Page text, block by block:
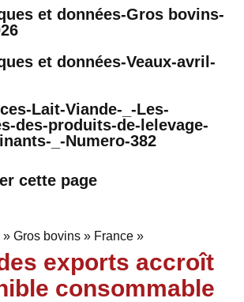
et données-Gros bovins-
et données-Veaux-avril-
Lait-Viande-_-Les-
des-produits-de-lelevage-
_-Numero-382
cette page
Gros bovins » France »
exports accroît
consommable